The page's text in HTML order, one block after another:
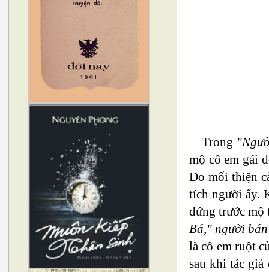
Trong
mộ cô em gái
Do mối thiện
tích người ấy.
đứng trước mộ
Bá," người
là cô em ruột
sau khi tác